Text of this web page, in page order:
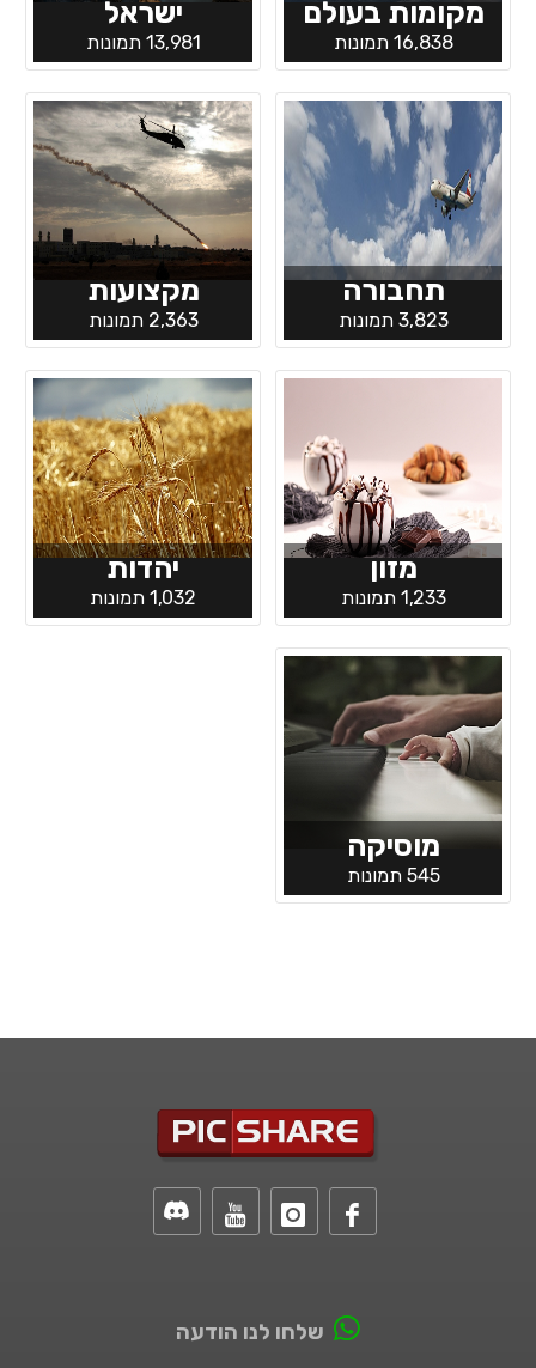
מקומות בעולם
16,838 תמונות
ישראל
13,981 תמונות
תחבורה
3,823 תמונות
מקצועות
2,363 תמונות
מזון
1,233 תמונות
יהדות
1,032 תמונות
מוסיקה
545 תמונות
שלחו לנו הודעה